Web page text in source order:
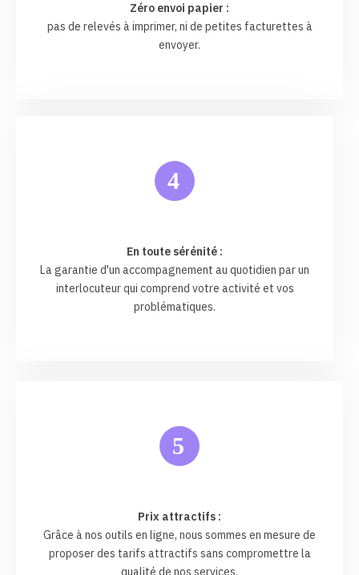
Zéro envoi papier :
pas de relevés à imprimer, ni de petites facturettes à
envoyer.
4
En toute sérénité :
La garantie d'un accompagnement au quotidien par un
interlocuteur qui comprend votre activité et vos
problématiques.
5
Prix attractifs :
Grâce à nos outils en ligne, nous sommes en mesure de
proposer des tarifs attractifs sans compromettre la